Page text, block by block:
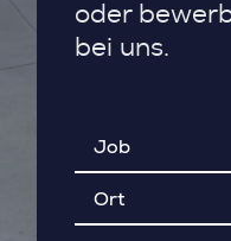
oder
bei uns.